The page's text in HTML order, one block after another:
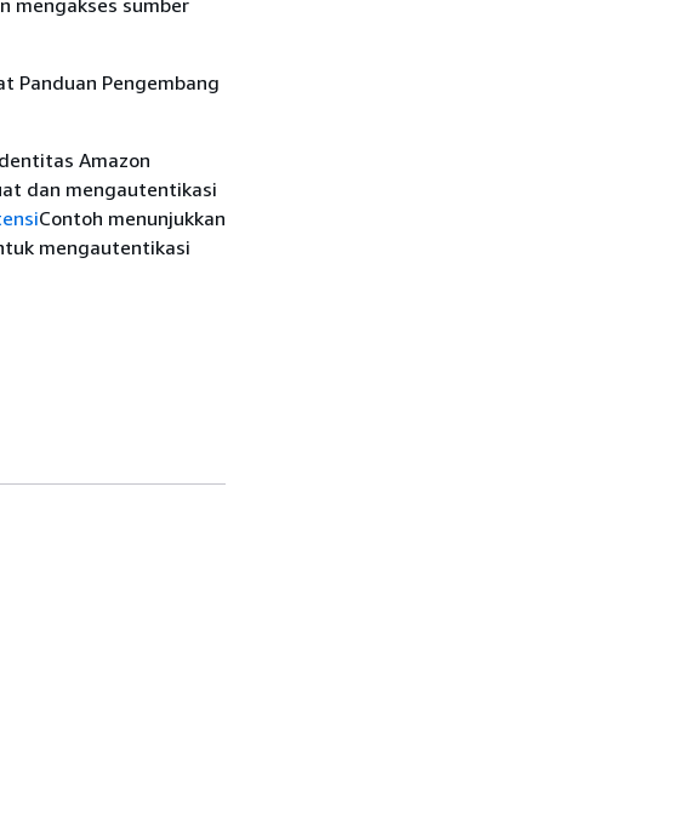
mengakses sumber
Panduan Pengembang
Amazon
dan mengautentikasi
Contoh menunjukkan
mengautentikasi